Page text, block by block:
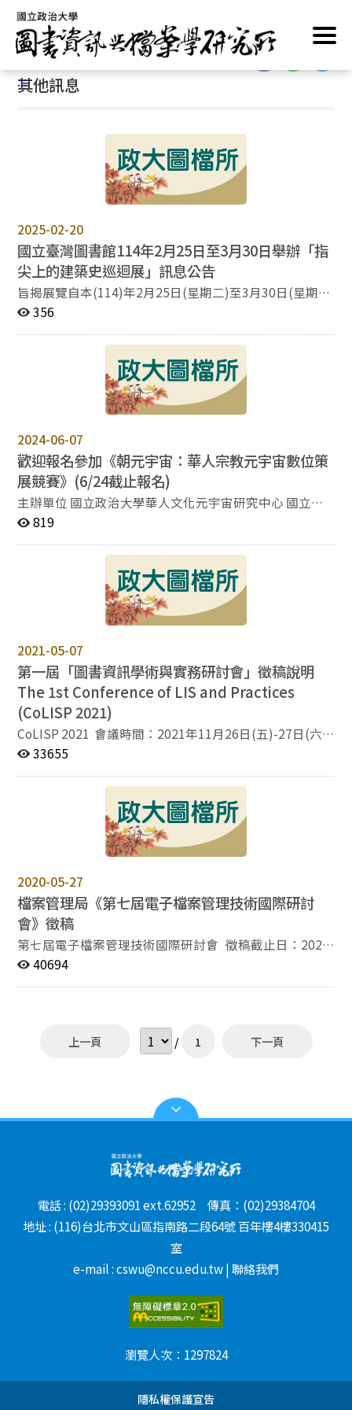
跳
到
主
要
內
首頁/最新消息
:::
其他訊息
2025-02-20
國立臺灣圖書館114年2月25日至3月30日舉辦「指
尖上的建築史巡迴展」訊息公告
旨揭展覽自本(114)年2月25日(星期二)至3月30日(星期
日)止(9:00-21:00，週一休館)，於該館1樓臺灣藝文走廊
影像，將觸覺轉化成視覺的巴黎萬神殿建築史展覽，透過
『指尖』觸展，結合「手觸點讀地圖」及「點讀筆」，讓
ㄧ般閱聽眾從平面設計即開始代入視障者情境，藉此瞭解
友善環境的重要性。現場另搭配展出由國立臺北教育大學
特殊教育學系吳純慧教授及國立臺東大學特殊教育學系顏
資源完成之教學創新成果。 展覽詳情請參閱活動公告：
https://reurl.cc/A6rR33
356
2024-06-07
歡迎報名參加《朝元宇宙：華人宗教元宇宙數位策
展競賽》(6/24截止報名)
主辦單位 國立政治大學華人文化元宇宙研究中心 國立政
治大學華人宗教研究中心 北港武德宮 立達軟體科技股份
賽」係由國立政治大學華人文化元宇宙研究中心、國立政
治大學華人宗教研究中心、北港武德宮，以及立達軟體科
技股份有限公司一起共同主辦的競賽，旨在透過創新的元
宇宙數位策展方式，提升大眾對於華人宗教/道教及台灣
本土宗教文化的認識，讓參賽者透過具創意設計的數位技
元宇宙數位策展在文化傳承應用的潛力，以促進元宇宙與
文化的跨領域融合。 參賽資格 高中職組 以國內高中職對
元宇宙數位策展有興趣之在學學生為參賽對象，以1至3名
組成團隊方式報名參加，並以1份專案為限。 每一團隊限
1名指導老師，團隊人員可跨年級、跨校組隊，同一參賽
者不得跨隊，於參賽過程中不得更換隊員，並需檢附學生
在學證明。 團隊成員中有未滿18歲者，須一併檢附法定
代理人的同意書，始得參賽。 大專院校組 以國內大專院
校對元宇宙數位策展有興趣之在學學生為參賽對象，以1
至3名組成團隊方式報名參加，並以1份專案為限。 每一
團隊限1名指導老師，團隊人員可跨年級、跨校組隊，同
一參賽者不得跨隊，於參賽過程中不得更換隊員，並需檢
附法定代理人同意書，始得參賽。 社會人士組 需年滿18
歲以上之成年人。 以1至3名組成團隊方式報名參加，並
以1份專案為限。 同一參賽者不得跨隊，於參賽過程中不
得更換隊員。 重要日期 競賽說明會 113年6月3日（一）
16:00~17:00 國立政治大學百年樓1樓106室/線上會議室
競賽報名 113年6月7日（五）~113年6月24日（一）17：
00截止 元宇宙數位策展工作坊 113年6月30日（日）14：
（一）17：00截止 競賽辦法 策展主題以北港武德宮之之
扶鸞、建醮等華人宗教／道教文化為範圍，訂定主題如
台（Omeka S）以及數位策展平台「策展星際（Curation
Cosmos）」進行元宇宙數位策展製作。 策展內容需以主
要加入其他資料以豐富策展內容，需確保使用之資料符合
CC授權，或者取得正式授權後方能使用。 每人只能報名
參加過其他競賽，不得作為本競賽投稿參賽作品。 競賽獎
勵 大專院校組、高中職組、社會人士組各評選出第一名、
第二名、第三名各1組，以及佳作若干名。 獎勵內容 第一
名：頒發獎盃1個、獎狀1幀與獎金新台幣3萬元。（共3
台幣1萬元。（共3組） 佳 作：獎狀1幀。 獲獎名次得從
缺或並列，主辦單位得保留修改與解釋之權利。 實際獲得
金額將依各類所得扣繳率標準代扣後為準。 競賽說明會報
https://reurl.cc/OMR27y
819
2021-05-07
第一屆「圖書資訊學術與實務研討會」徵稿說明
The 1st Conference of LIS and Practices
(CoLISP 2021)
CoLISP 2021 會議時間：2021年11月26日(五)-27日(六)
主辦單位：國立臺灣大學圖書資訊學系、中華民國圖書館
學會、ASIST台北分會 地點：國立臺灣大學 總圖書館國際
會議廳、圖書資訊學系館 網站：
https://www.lis.ntu.edu.tw/colisp2021/ 徵稿說明
第一屆「圖書資訊學術與實務研討會 Conference of LIS
and Practices (CoLISP 2021)」將在2021年11月26日(五)
計邀集國內外圖書館學與資訊科學、資訊科技之專家學者
共襄盛舉，旨在鼓勵與會者相互交流圖書資訊學研究與實
務議題，促進國內學術與實務之研討能量與合作機會。本
年度主辦單位國立臺灣大學圖書資訊學系與中華民國圖書
館學會期望藉此盛會將一年一度的 CoLISP 發展為促進圖
向心力，並提昇我國圖資相關領域學術研究與圖書館事業
止：2021年10月15日(五) 完稿提交截止：2021年10月31
33655
2020-05-27
檔案管理局《第七屆電子檔案管理技術國際研討
會》徵稿
第七屆電子檔案管理技術國際研討會 徵稿截止日：2020
年8月31日 活動日期：2020年11月11-12日 主辦單位：檔
議題，並搭配其他電子檔案管理與技術相關議題，邀請國
內外學者專家共襄盛舉，以促進交流與學習。 論文海報
鐘，海報展示則將安排於會場海報區。 專家焦點座談 本
屆研討會將舉辦焦點座談會，針對特定議題，如：AI人工
討論，也開放現場來賓提問互動。 廠商系統展示 本屆研
討會將廣邀市場上著名的系統廠商在會場展示相關系統與
瞭解業界發展現況。
40694
上一頁 / 1 下一頁
電話 : (02)29393091 ext.62952 傳真：(02)29384704
地址 : (116)台北市文山區指南路二段64號 百年樓4樓330415
室
e-mail : cswu@nccu.edu.tw | 聯絡我們
瀏覽人次： 1297824
隱私權保護宣告